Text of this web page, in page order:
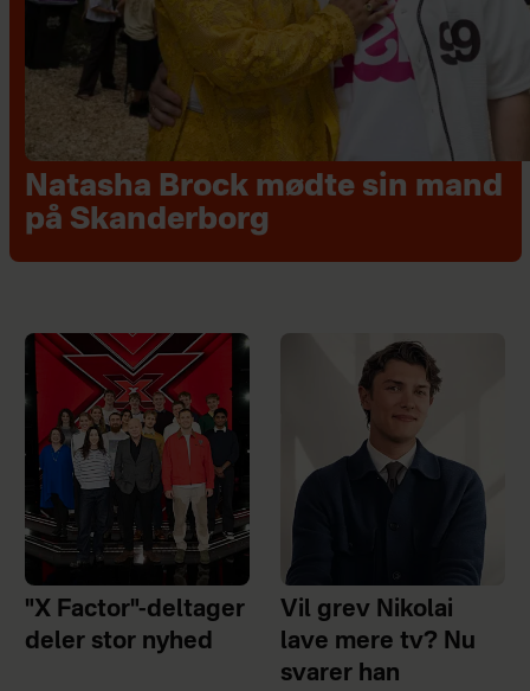
Natasha Brock mødte sin mand
på Skanderborg
"X Factor"-deltager
deler stor nyhed
Vil grev Nikolai
lave mere tv? Nu
svarer han